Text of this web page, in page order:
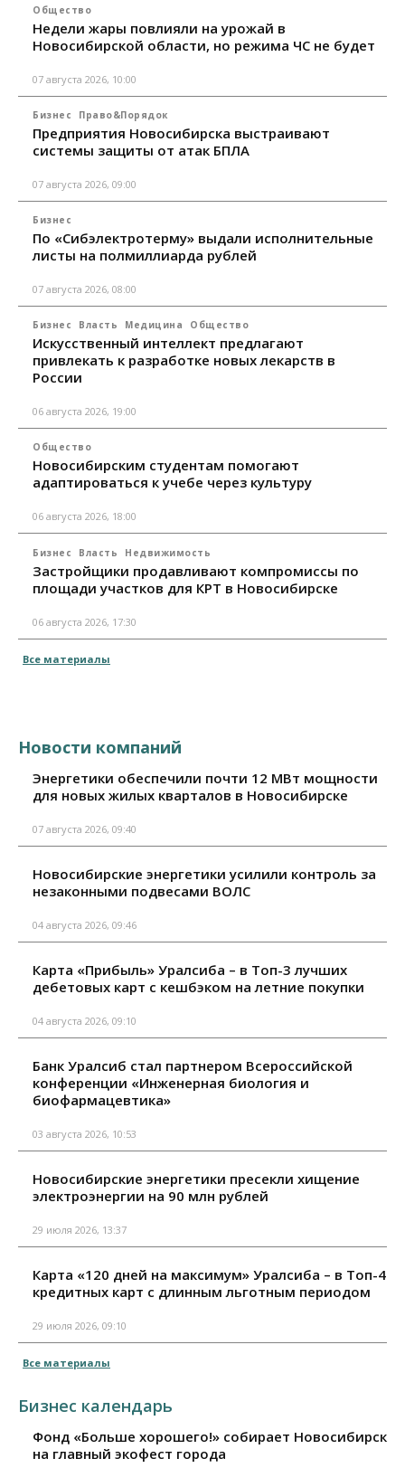
Общество
Недели жары повлияли на урожай в
Новосибирской области, но режима ЧС не будет
07 августа 2026, 10:00
Бизнес Право&Порядок
Предприятия Новосибирска выстраивают
системы защиты от атак БПЛА
07 августа 2026, 09:00
Бизнес
По «Сибэлектротерму» выдали исполнительные
листы на полмиллиарда рублей
07 августа 2026, 08:00
Бизнес Власть Медицина Общество
Искусственный интеллект предлагают
привлекать к разработке новых лекарств в
России
06 августа 2026, 19:00
Общество
Новосибирским студентам помогают
адаптироваться к учебе через культуру
06 августа 2026, 18:00
Бизнес Власть Недвижимость
Застройщики продавливают компромиссы по
площади участков для КРТ в Новосибирске
06 августа 2026, 17:30
Все материалы
Новости компаний
Энергетики обеспечили почти 12 МВт мощности
для новых жилых кварталов в Новосибирске
07 августа 2026, 09:40
Новосибирские энергетики усилили контроль за
незаконными подвесами ВОЛС
04 августа 2026, 09:46
Карта «Прибыль» Уралсиба – в Топ-3 лучших
дебетовых карт с кешбэком на летние покупки
04 августа 2026, 09:10
Банк Уралсиб стал партнером Всероссийской
конференции «Инженерная биология и
биофармацевтика»
03 августа 2026, 10:53
Новосибирские энергетики пресекли хищение
электроэнергии на 90 млн рублей
29 июля 2026, 13:37
Карта «120 дней на максимум» Уралсиба – в Топ-4
кредитных карт с длинным льготным периодом
29 июля 2026, 09:10
Все материалы
Бизнес календарь
Фонд «Больше хорошего!» собирает Новосибирск
на главный экофест города